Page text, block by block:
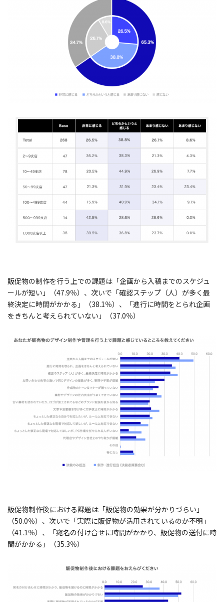
販促物の制作を行う上での課題は「企画から入稿までのスケジュ
ールが短い」（47.9％）、次いで「確認ステップ（人）が多く最
終決定に時間がかかる」（38.1％）、「進行に時間をとられ企画
をきちんと考えられていない」（37.0％）
販促物制作後における課題は「販促物の効果が分かりづらい」
（50.0％）、次いで「実際に販促物が活用されているのか不明」
（41.1％）、「宛名の付け合せに時間がかかり、販促物の送付に時
間がかかる」（35.3％）